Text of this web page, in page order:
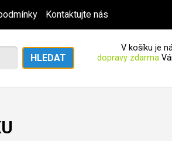
Kontaktujte nás
V košíku je
dopravy zdarma